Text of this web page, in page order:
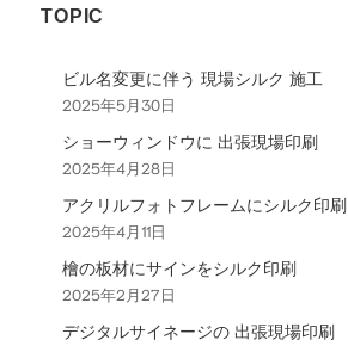
ン
TOPIC
ビル名変更に伴う 現場シルク 施工
2025年5月30日
ショーウィンドウに 出張現場印刷
2025年4月28日
アクリルフォトフレームにシルク印刷
2025年4月11日
檜の板材にサインをシルク印刷
2025年2月27日
デジタルサイネージの 出張現場印刷